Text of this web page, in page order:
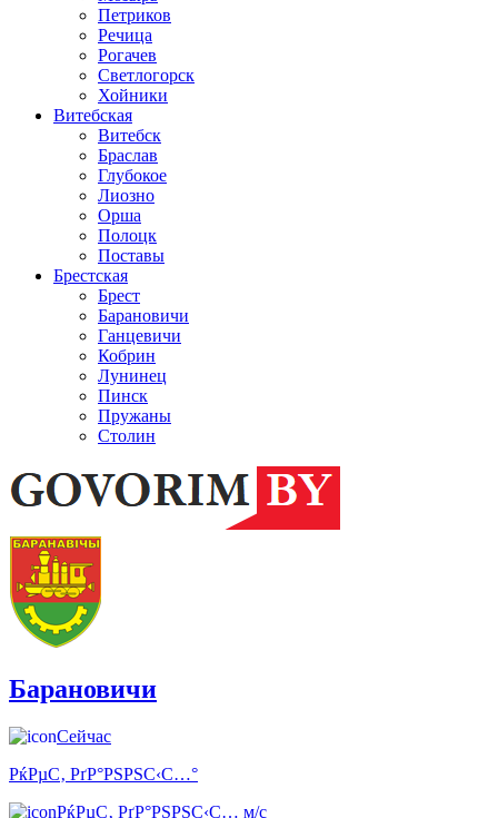
Петриков
Речица
Рогачев
Светлогорск
Хойники
Витебская
Витебск
Браслав
Глубокое
Лиозно
Орша
Полоцк
Поставы
Брестская
Брест
Барановичи
Ганцевичи
Кобрин
Лунинец
Пинск
Пружаны
Столин
Барановичи
Сейчас
РќРµС‚ РґР°РЅРЅС‹С…°
РќРµС‚ РґР°РЅРЅС‹С… м/с